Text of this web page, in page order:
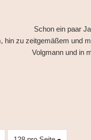
Schon ein paar
hin zu zeitgemäßem und
Volgmann und in